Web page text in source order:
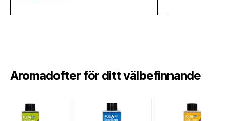
Aromadofter för ditt välbefinnande